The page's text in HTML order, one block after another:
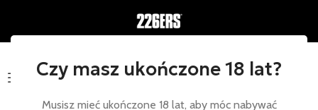
Czy masz ukończone 18 lat?
Musisz mieć ukończone 18 lat, aby móc nabywać
Menu